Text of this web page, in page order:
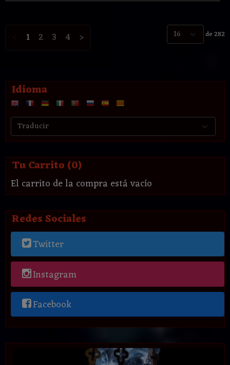
Idioma
Tu Carrito (0)
El carrito de la compra está vacío
Redes Sociales
Twitter
Instagram
Facebook
1 2 3 4 > de 282